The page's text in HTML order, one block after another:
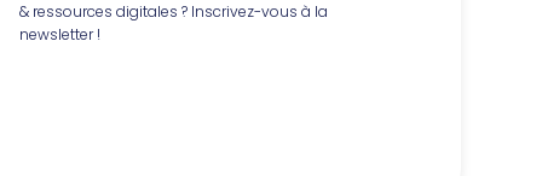
& ressources digitales ? Inscrivez-vous à la
newsletter !